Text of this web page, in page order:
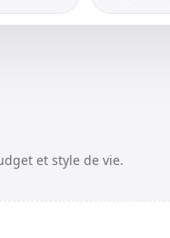
et style de vie.